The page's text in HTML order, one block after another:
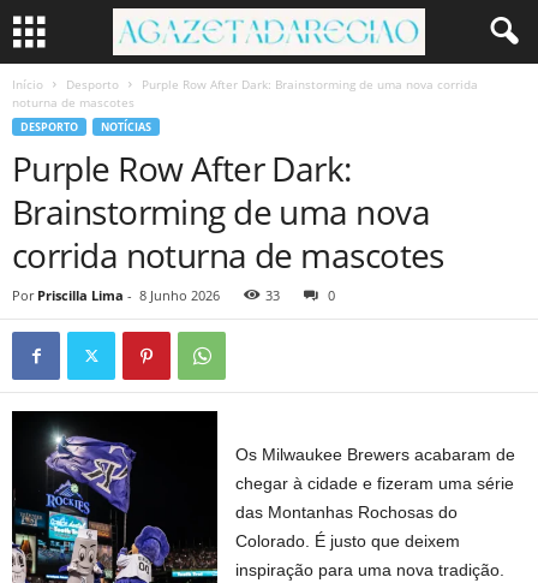
Início Desporto
Purple Row After Dark: Brainstorming de uma nova corrida
noturna de mascotes
DESPORTO NOTÍCIAS
Purple Row After Dark:
Brainstorming de uma nova
corrida noturna de mascotes
Por Priscilla Lima - 8 Junho 2026 33 0
Os Milwaukee Brewers acabaram de
chegar à cidade e fizeram uma série
das Montanhas Rochosas do
Colorado. É justo que deixem
inspiração para uma nova tradição.